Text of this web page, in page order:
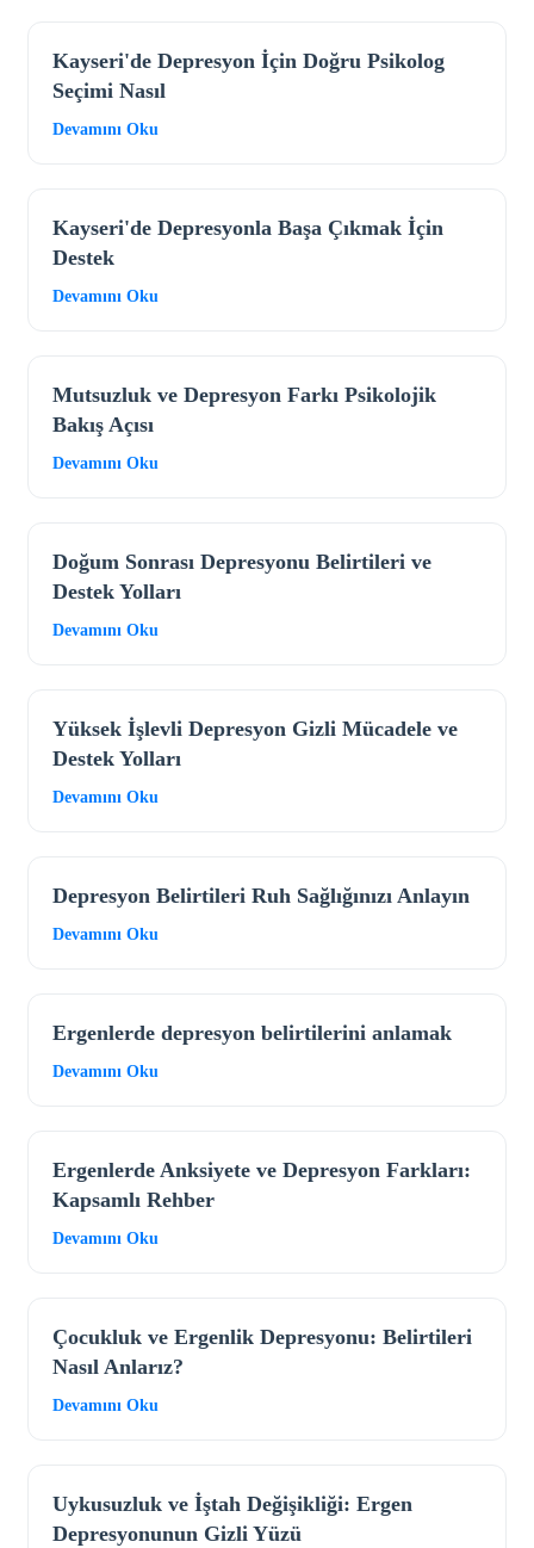
Kayseri'de Depresyon İçin Doğru Psikolog
Seçimi Nasıl
Devamını Oku
Kayseri'de Depresyonla Başa Çıkmak İçin
Destek
Devamını Oku
Mutsuzluk ve Depresyon Farkı Psikolojik
Bakış Açısı
Devamını Oku
Doğum Sonrası Depresyonu Belirtileri ve
Destek Yolları
Devamını Oku
Yüksek İşlevli Depresyon Gizli Mücadele ve
Destek Yolları
Devamını Oku
Depresyon Belirtileri Ruh Sağlığınızı Anlayın
Devamını Oku
Ergenlerde depresyon belirtilerini anlamak
Devamını Oku
Ergenlerde Anksiyete ve Depresyon Farkları:
Kapsamlı Rehber
Devamını Oku
Çocukluk ve Ergenlik Depresyonu: Belirtileri
Nasıl Anlarız?
Devamını Oku
Uykusuzluk ve İştah Değişikliği: Ergen
Depresyonunun Gizli Yüzü